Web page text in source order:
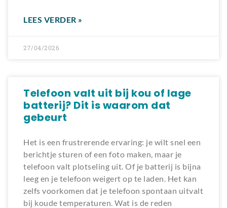
LEES VERDER »
27/04/2026
Telefoon valt uit bij kou of lage
batterij? Dit is waarom dat
gebeurt
Het is een frustrerende ervaring: je wilt snel een
berichtje sturen of een foto maken, maar je
telefoon valt plotseling uit. Of je batterij is bijna
leeg en je telefoon weigert op te laden. Het kan
zelfs voorkomen dat je telefoon spontaan uitvalt
bij koude temperaturen. Wat is de reden